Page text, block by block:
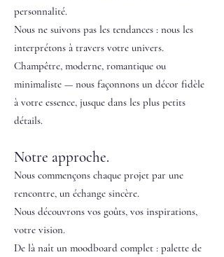
personnalité.
Nous ne suivons pas les tendances : nous les
interprétons à travers votre univers.
Champêtre, moderne, romantique ou
minimaliste — nous façonnons un décor fidèle
à votre essence, jusque dans les plus petits
détails.
Notre approche.
Nous commençons chaque projet par une
rencontre, un échange sincère.
Nous découvrons vos goûts, vos inspirations,
votre vision.
De là naît un moodboard complet : palette de